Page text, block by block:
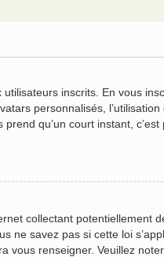
inscrits. En vous
personnalisés,
qu’un court instant,
collectant potentiellement
ne savez pas si cette loi
vous renseigner. Veuillez